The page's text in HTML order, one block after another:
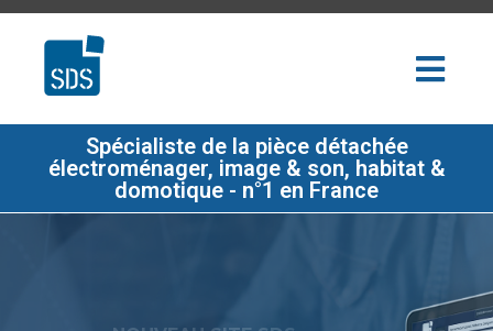
Spécialiste de la pièce détachée
électroménager, image & son, habitat &
domotique - n°1 en France